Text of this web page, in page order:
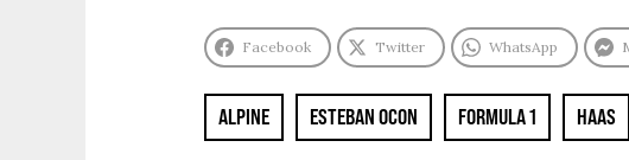
Facebook Twitter WhatsApp
ALPINE ESTEBAN OCON FORMULA 1 HAAS